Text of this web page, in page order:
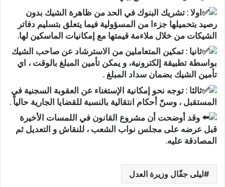
اولا : تشريك البنوك في الحد من ظاهرة الشيك بدون
رصيد بتحميلها جزءا من المسؤولية فيما يتعلق بتسليم دفاتر
الشيكات من خلال ملاءمة قيمتها مع إمكانيات الماسكين لها.
ثانيا : تمكين المتعاملين من الاسترشاد عن صاحب الشيك
بواسطة تطبيقة إلكترونية، و يمكن تأمين المبلغ بالوقت ، اي
تأمين الشيك بضمان سداد المبلغ .
ثالثا : توجه نحو إمكانية الإستغناء عن العقوبة السجنية في
المستقبل ، وسنّ أحكام انتقالية بالنسبة للقضايا الجارية حالياً .
وقد أوضحت أن مشروع القانون في اللمسات الأخيرة
قبل عرضه على مجلس نواب الشعب ، للنقاش و التعديل ثم
المصادقة عليه.
ليلى جفّال وزيرة العدل